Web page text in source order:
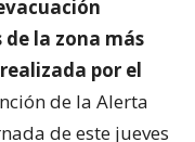
la zona más
por el
de la Alerta
de este jueves